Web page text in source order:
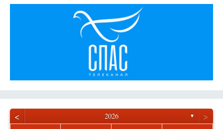
< 2026 ▼ >